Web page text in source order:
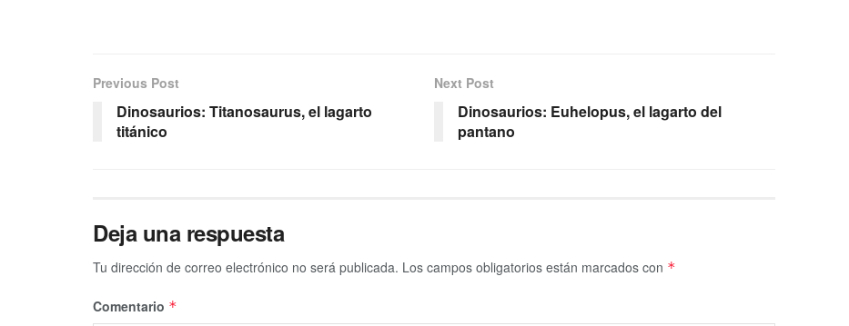
Previous Post
Dinosaurios: Titanosaurus, el lagarto
titánico
Next Post
Dinosaurios: Euhelopus, el lagarto del
pantano
Deja una respuesta
Tu dirección de correo electrónico no será publicada. Los campos obligatorios están marcados con *
Comentario *